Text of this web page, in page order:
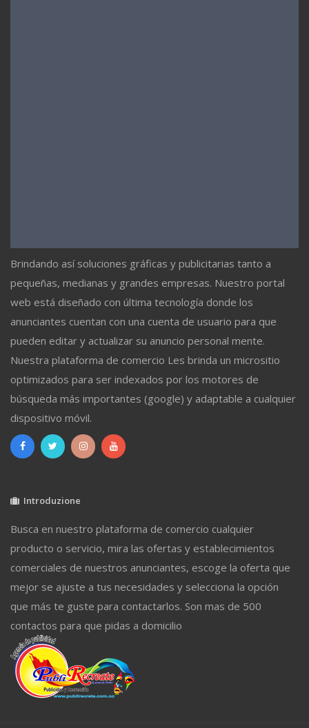
Brindando así soluciones gráficas y publicitarias tanto a
pequeñas, medianas y grandes empresas. Nuestro portal
web está diseñado con última tecnología donde los
anunciantes cuentan con una cuenta de usuario para que
pueden editar y actualizar su anuncio personal mente.
Nuestra plataforma de comercio Les brinda un micrositio
optimizados para ser indexados por los motores de
búsqueda más importantes (google) y adaptable a cualquier
dispositivo móvil.
Introduzione
Busca en nuestro plataforma de comercio cualquier
producto o servicio, mira las ofertas y establecimientos
comerciales de nuestros anunciantes, escoge la oferta que
mejor se ajuste a tus necesidades y selecciona la opción
que más te guste para contactarlos. Son mas de 500
contactos para que pidas a domicilio